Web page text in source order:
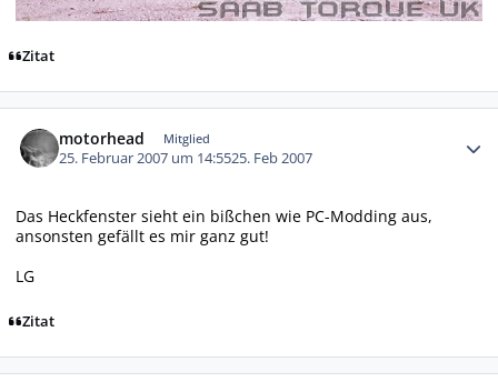
Zitat
motorhead Mitglied
25. Februar 2007 um 14:5525. Feb 2007
Das Heckfenster sieht ein bißchen wie PC-Modding aus,
ansonsten gefällt es mir ganz gut!
LG
Zitat